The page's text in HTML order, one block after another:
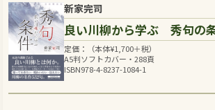
新家完司
良い川柳から学ぶ 秀句の
定価：（本体¥1,700＋税）
A5判ソフトカバー・288頁
ISBN978-4-8237-1084-1